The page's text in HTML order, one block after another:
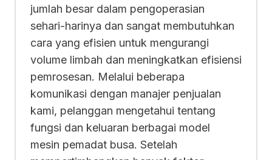
jumlah besar dalam pengoperasian
sehari-harinya dan sangat membutuhkan
cara yang efisien untuk mengurangi
volume limbah dan meningkatkan efisiensi
pemrosesan. Melalui beberapa
komunikasi dengan manajer penjualan
kami, pelanggan mengetahui tentang
fungsi dan keluaran berbagai model
mesin pemadat busa. Setelah